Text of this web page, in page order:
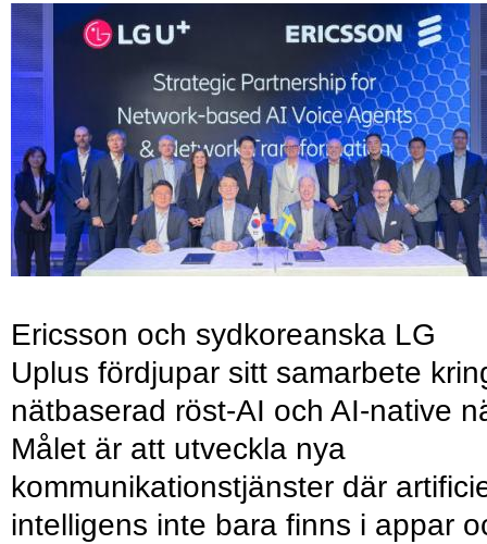
Ericsson och sydkoreanska LG
Uplus fördjupar sitt samarbete
nätbaserad röst-AI och AI-native
Målet är att utveckla nya
kommunikationstjänster där
intelligens inte bara finns i appar